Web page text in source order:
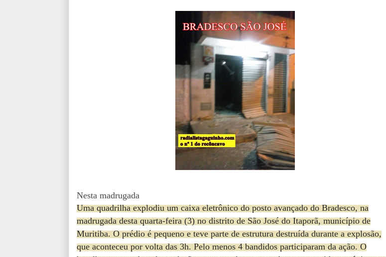
Nesta madrugada
Uma quadrilha explodiu um caixa eletrônico do posto avançado do Bradesco, na
madrugada desta quarta-feira (3) no distrito de São José do Itaporã, município de
Muritiba. O prédio é pequeno e teve parte de estrutura destruída durante a explosão,
que aconteceu por volta das 3h. Pelo menos 4 bandidos participaram da ação. O